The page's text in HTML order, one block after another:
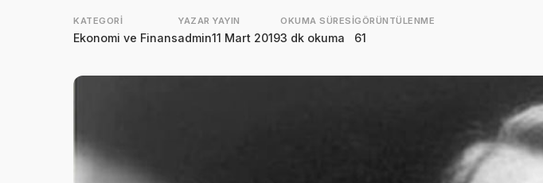
KATEGORI
Ekonomi ve Finans
YAZAR
admin
YAYIN
11 Mart 2019
OKUMA SÜRESI
3 dk okuma
GÖRÜNTÜLENME
61